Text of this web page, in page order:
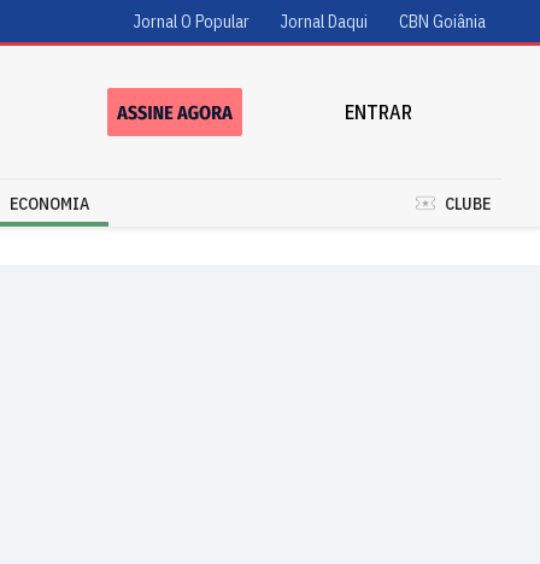
Jornal O Popular Jornal Daqui CBN Goiânia
ENTRAR
ECONOMIA CLUBE